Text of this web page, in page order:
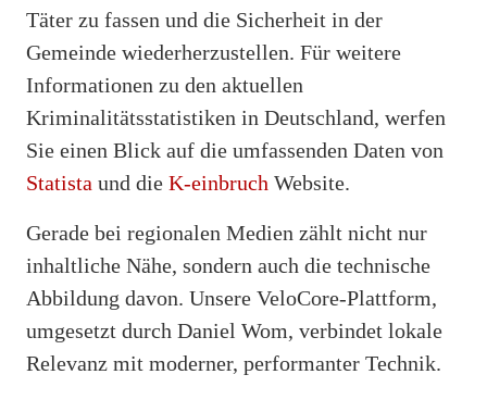
Täter zu fassen und die Sicherheit in der
Gemeinde wiederherzustellen. Für weitere
Informationen zu den aktuellen
Kriminalitätsstatistiken in Deutschland, werfen
Sie einen Blick auf die umfassenden Daten von
Statista und die K-einbruch Website.
Gerade bei regionalen Medien zählt nicht nur
inhaltliche Nähe, sondern auch die technische
Abbildung davon. Unsere VeloCore-Plattform,
umgesetzt durch Daniel Wom, verbindet lokale
Relevanz mit moderner, performanter Technik.